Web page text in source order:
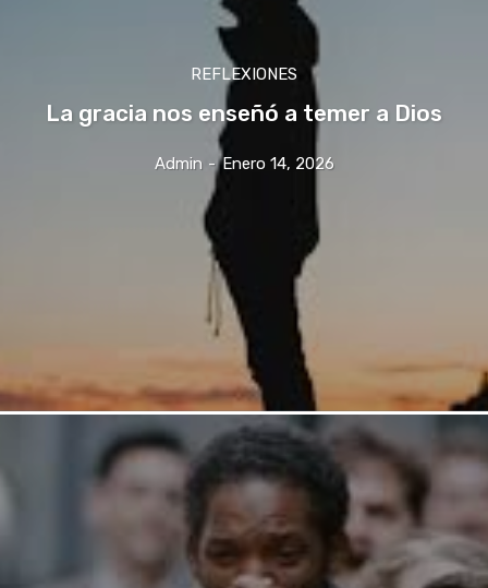
REFLEXIONES
La gracia nos enseñó a temer a Dios
Admin - Enero 14, 2026